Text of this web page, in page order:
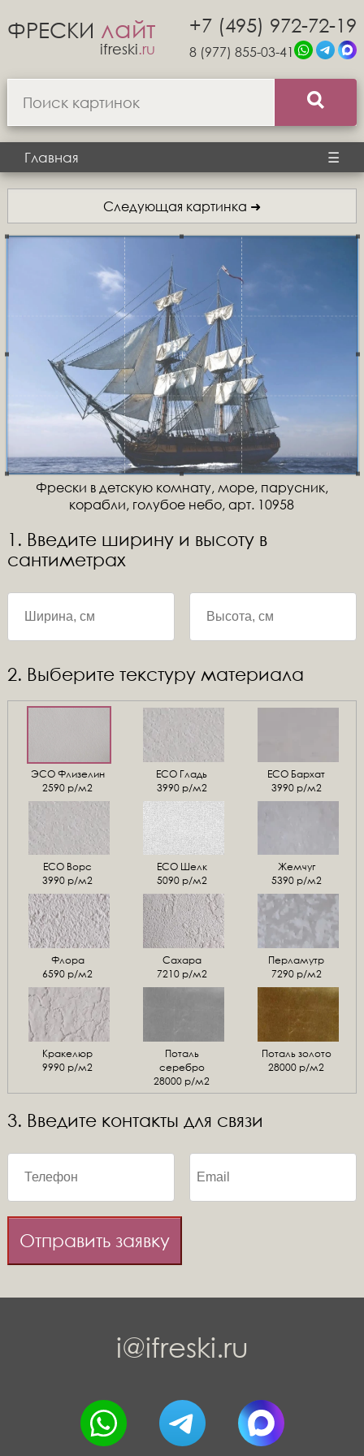
ФРЕСКИ лайт
ifreski.ru
+7 (495) 972-72-19
8 (977) 855-03-41
Главная ☰
Следующая картинка ➜
Фрески в детскую комнату, море, парусник,
корабли, голубое небо, арт. 10958
1. Введите ширину и высоту в
сантиметрах
2. Выберите текстуру материала
ЭСО Флизелин
2590 р/м2
ЕСО Гладь
3990 р/м2
ECO Бархат
3990 р/м2
ЕСО Ворс
3990 р/м2
ЕСО Шелк
5090 р/м2
Жемчуг
5390 р/м2
Флора
6590 р/м2
Сахара
7210 р/м2
Перламутр
7290 р/м2
Кракелюр
9990 р/м2
Поталь
серебро
28000 р/м2
Поталь золото
28000 р/м2
3. Введите контакты для связи
Отправить заявку
i@ifreski.ru